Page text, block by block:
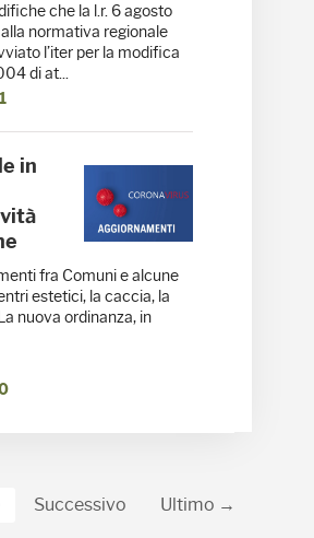
che la l.r. 6 agosto
normativa regionale
l’iter per la modifica
di at...
in
fra Comuni e alcune
estetici, la caccia, la
nuova ordinanza, in
Successivo Ultimo →